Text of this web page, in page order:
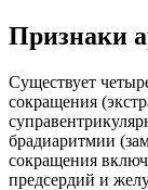
Признаки
Существует
сокращения
брадиаритмии
сокращения
предсердий и